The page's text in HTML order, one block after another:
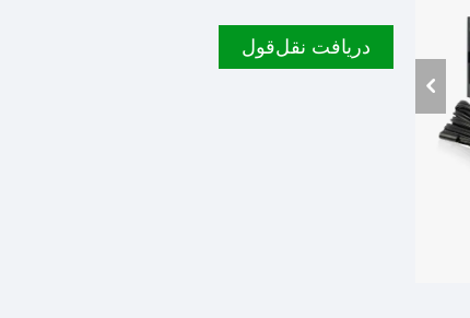
دریافت نقل‌قول